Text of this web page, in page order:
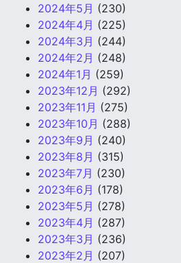
2024年5月 (230)
2024年4月 (225)
2024年3月 (244)
2024年2月 (248)
2024年1月 (259)
2023年12月 (292)
2023年11月 (275)
2023年10月 (288)
2023年9月 (240)
2023年8月 (315)
2023年7月 (230)
2023年6月 (178)
2023年5月 (278)
2023年4月 (287)
2023年3月 (236)
2023年2月 (207)